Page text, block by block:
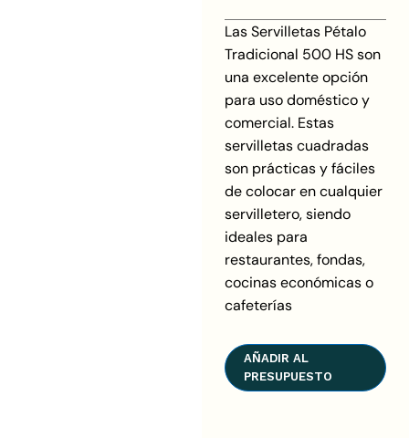
Las Servilletas Pétalo
Tradicional 500 HS son
una excelente opción
para uso doméstico y
comercial. Estas
servilletas cuadradas
son prácticas y fáciles
de colocar en cualquier
servilletero, siendo
ideales para
restaurantes, fondas,
cocinas económicas o
cafeterías
AÑADIR AL
PRESUPUESTO